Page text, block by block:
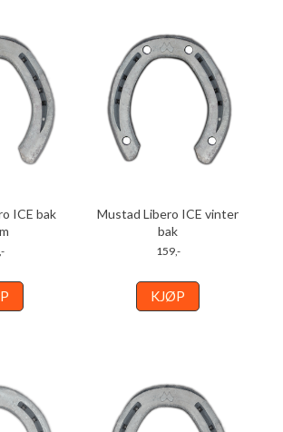
ICE bak
Mustad Libero ICE vinter
bak
159,-
KJØP